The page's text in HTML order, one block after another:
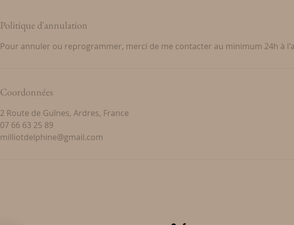
Politique d'annulation
Pour annuler ou reprogrammer, merci de me contacter au minimum 24h à
Coordonnées
2 Route de Guînes, Ardres, France
07 66 63 25 89
milliotdelphine@gmail.com